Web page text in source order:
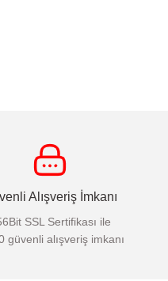
Alışveriş İmkanı
SSL Sertifikası ile
güvenli alışveriş imkanı